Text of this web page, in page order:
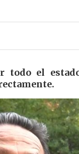
todo el